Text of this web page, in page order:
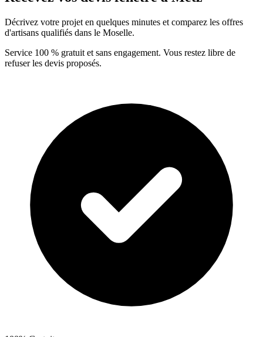
Décrivez votre projet en quelques minutes et comparez les offres
d'artisans qualifiés dans le Moselle.
Service 100 % gratuit et sans engagement. Vous restez libre de
refuser les devis proposés.